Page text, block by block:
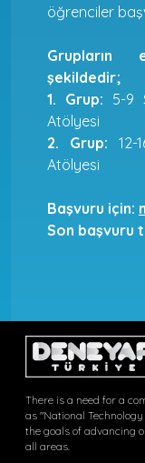
öğrenciler
Grupların
şekildedir;
1. Grup: 5-9
Atölyesi
2. Grup:
Atölyesi
Başvuru için:
Son başvuru
There is a need for a
as "National
the goals of advancing
all areas.